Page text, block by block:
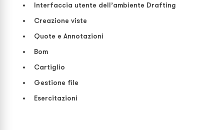
Interfaccia utente dell’ambiente Drafting
Creazione viste
Quote e Annotazioni
Bom
Cartiglio
Gestione file
Esercitazioni